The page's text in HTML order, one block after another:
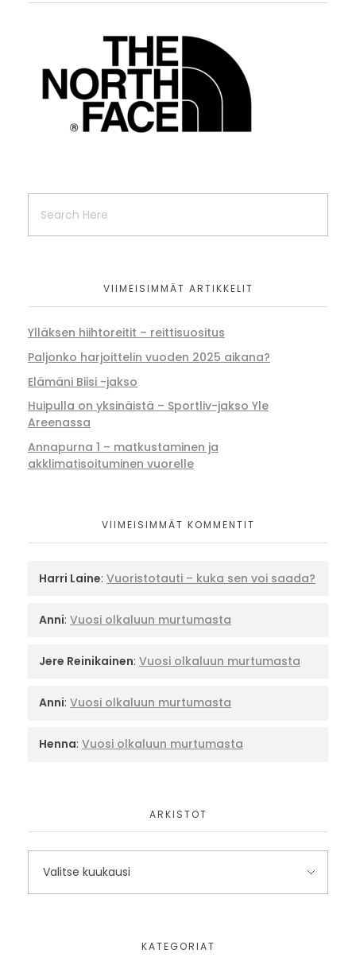
VIIMEISIMMÄT ARTIKKELIT
Ylläksen hiihtoreitit – reittisuositus
Paljonko harjoittelin vuoden 2025 aikana?
Elämäni Biisi -jakso
Huipulla on yksinäistä – Sportliv-jakso Yle
Areenassa
Annapurna 1 – matkustaminen ja
akklimatisoituminen vuorelle
VIIMEISIMMÄT KOMMENTIT
Harri Laine: Vuoristotauti – kuka sen voi saada?
Anni: Vuosi olkaluun murtumasta
Jere Reinikainen: Vuosi olkaluun murtumasta
Anni: Vuosi olkaluun murtumasta
Henna: Vuosi olkaluun murtumasta
ARKISTOT
KATEGORIAT